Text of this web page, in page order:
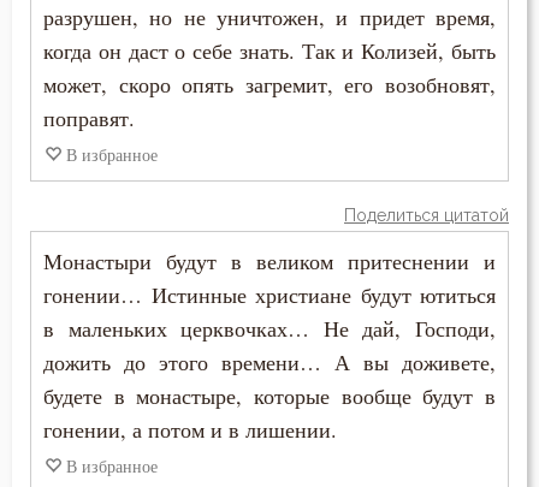
разрушен, но не уничтожен, и придет время,
когда он даст о себе знать. Так и Колизей, быть
может, скоро опять загремит, его возобновят,
поправят.
В избранное
Поделиться цитатой
Монастыри будут в великом притеснении и
гонении… Истинные христиане будут ютиться
в маленьких церквочках… Не дай, Господи,
дожить до этого времени… А вы доживете,
будете в монастыре, которые вообще будут в
гонении, а потом и в лишении.
В избранное